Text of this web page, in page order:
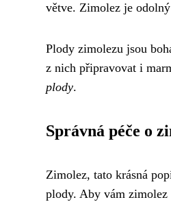
větve. Zimolez je
Plody zimolezu jsou
z nich připravovat i
plody.
Správná péče o
Zimolez, tato krásná
plody. Aby vám zimolez